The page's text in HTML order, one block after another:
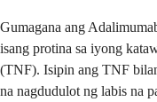
Gumagana ang
isang protina sa iyong
(TNF). Isipin ang TNF
na nagdudulot ng labis na